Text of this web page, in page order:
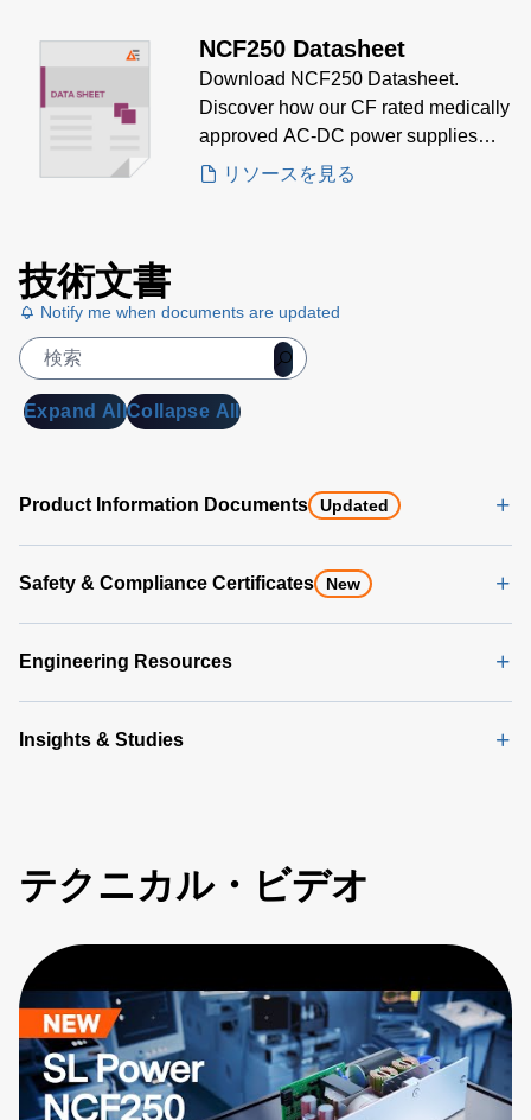
NCF250 Datasheet
Download NCF250 Datasheet.
Discover how our CF rated medically
approved AC-DC power supplies
meet your needs.
リソースを見る
技術文書
Notify me when documents are updated
Expand AllCollapse All
Product Information Documents Updated
Safety & Compliance Certificates New
Engineering Resources
Insights & Studies
テクニカル・ビデオ